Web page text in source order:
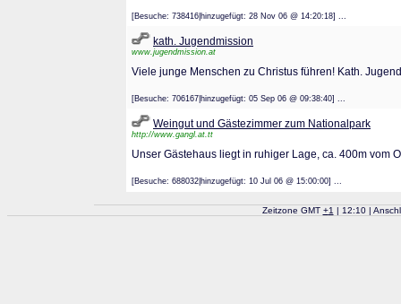
[Besuche: 738416|hinzugefügt: 28 Nov 06 @ 14:20:18] ...
kath. Jugendmission
www.jugendmission.at
Viele junge Menschen zu Christus führen! Kath.
[Besuche: 706167|hinzugefügt: 05 Sep 06 @ 09:38:40] ...
Weingut und Gästezimmer zum Nationalpark
http://www.gangl.at.tt
Unser Gästehaus liegt in ruhiger Lage, ca. 400m vom
[Besuche: 688032|hinzugefügt: 10 Jul 06 @ 15:00:00] ...
Zeitzone GMT +1 | 12:10 |